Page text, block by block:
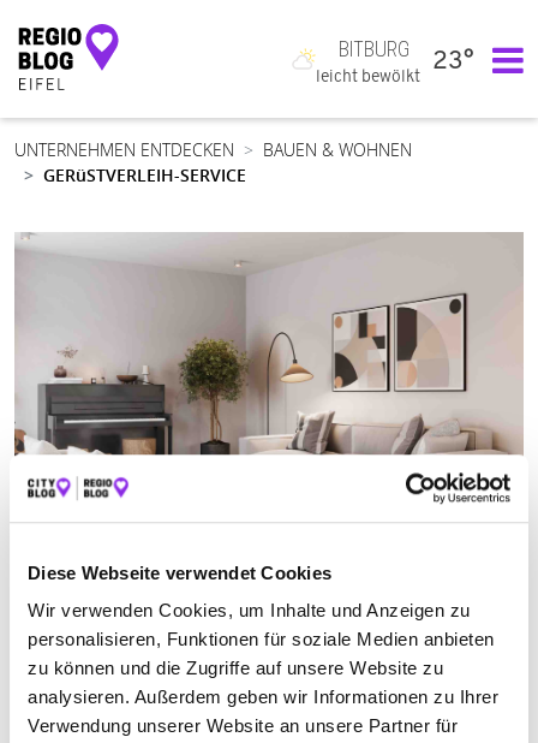
Diese Webseite verwendet Cookies
Wir verwenden Cookies, um Inhalte und Anzeigen zu
personalisieren, Funktionen für soziale Medien anbieten
zu können und die Zugriffe auf unsere Website zu
analysieren. Außerdem geben wir Informationen zu Ihrer
Verwendung unserer Website an unsere Partner für
Hauptnavigation
BITBURG
leicht bewölkt
23°
UNTERNEHMEN ENTDECKEN
BAUEN & WOHNEN
GERüSTVERLEIH-SERVICE
GERÜSTVERLEIH-SERVICE
Suchen nach